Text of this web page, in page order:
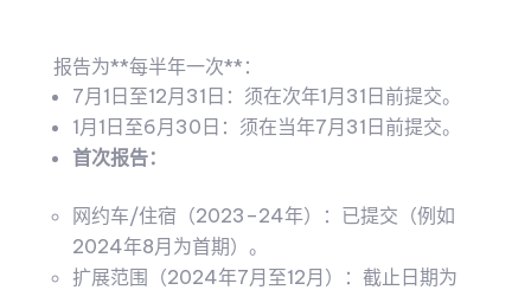
报告为**每半年一次**：
7月1日至12月31日：须在次年1月31日前提交。
1月1日至6月30日：须在当年7月31日前提交。
首次报告：
网约车/住宿（2023–24年）：已提交（例如
2024年8月为首期）。
扩展范围（2024年7月至12月）：截止日期为